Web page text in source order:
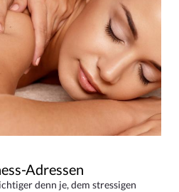
Adressen
denn je, dem stressigen